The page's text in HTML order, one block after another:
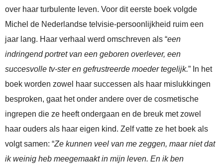
over haar turbulente leven. Voor dit eerste boek volgde
Michel de Nederlandse telvisie-persoonlijkheid ruim een
jaar lang. Haar verhaal werd omschreven als “een
indringend portret van een geboren overlever, een
succesvolle tv-ster en gefrustreerde moeder tegelijk.” In het
boek worden zowel haar successen als haar mislukkingen
besproken, gaat het onder andere over de cosmetische
ingrepen die ze heeft ondergaan en de breuk met zowel
haar ouders als haar eigen kind. Zelf vatte ze het boek als
volgt samen: “Ze kunnen veel van me zeggen, maar niet dat
ik weinig heb meegemaakt in mijn leven. En ik ben